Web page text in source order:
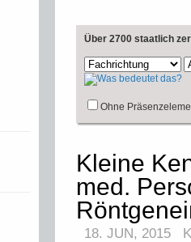
Über 2700 staatlich
Ohne
Kleine
med.
18. JUN, 2015